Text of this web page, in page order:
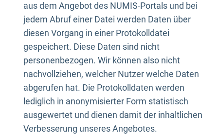
aus dem Angebot des NUMIS-Portals und bei
jedem Abruf einer Datei werden Daten über
diesen Vorgang in einer Protokolldatei
gespeichert. Diese Daten sind nicht
personenbezogen. Wir können also nicht
nachvollziehen, welcher Nutzer welche Daten
abgerufen hat. Die Protokolldaten werden
lediglich in anonymisierter Form statistisch
ausgewertet und dienen damit der inhaltlichen
Verbesserung unseres Angebotes.